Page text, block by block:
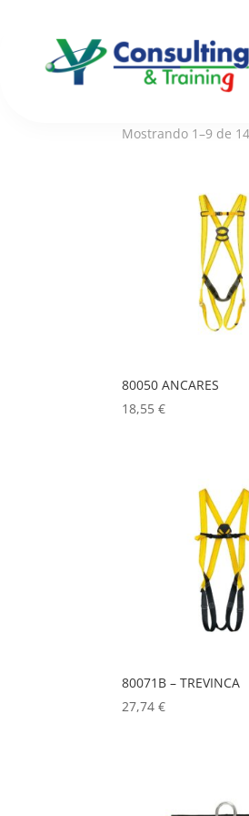
Inicio/ Trabajos en
Trabajos
Mostrando 1–9 de
80050 ANCARES
18,55€
80071B – TREVINCA
27,74€